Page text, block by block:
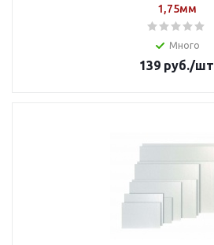
1,75мм
Много
139 руб./шт